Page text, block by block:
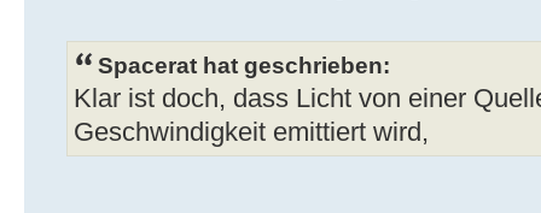
Spacerat hat geschrieben:
Klar ist doch, dass Licht von einer
Geschwindigkeit emittiert wird,